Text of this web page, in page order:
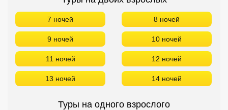
7 ночей 8 ночей
9 ночей 10 ночей
11 ночей 12 ночей
13 ночей 14 ночей
Туры на одного взрослого